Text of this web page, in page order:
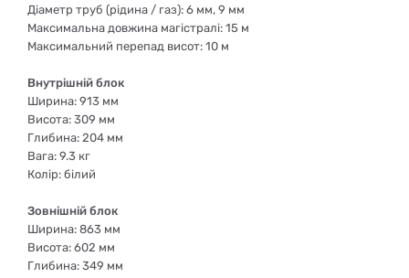
Діаметр труб (рідина / газ): 6 мм, 9 мм
Максимальна довжина магістралі: 15 м
Максимальний перепад висот: 10 м
Внутрішній блок
Ширина: 913 мм
Висота: 309 мм
Глибина: 204 мм
Вага: 9.3 кг
Колір: білий
Зовнішній блок
Ширина: 863 мм
Висота: 602 мм
Глибина: 349 мм